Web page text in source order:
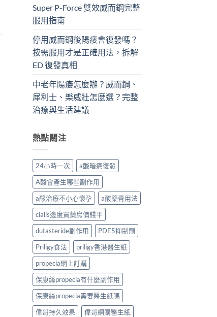
Super P-Force​ 雙效威而鋼完整
服用指南
停用威而鋼後陽痿會復發嗎？
按需服用才是正確用法，拆解
ED 復發真相
中老年陽痿怎麼辦？威而鋼、
犀利士、樂威壯怎麼選？完整
治療與生活建議
熱點關注
24小時一次
a酸暗瘡復發
A酸會產生哪些副作用
a酸治療不小心懷孕
a酸藥膏用法
cialis邊度買藥房價錢平
dutasteride副作用
PDE5抑制劑
Priligy食法
priligy香港醫生紙
propecia網上訂購
保康絲propecia有什麼副作用
保康絲propecia需要醫生紙嗎
偉哥持久效果
偉哥網購醫生紙